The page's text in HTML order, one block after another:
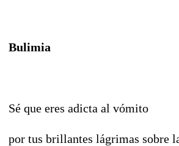
Bulimia
Sé que eres adicta al vómito
por tus brillantes lágrimas sobre